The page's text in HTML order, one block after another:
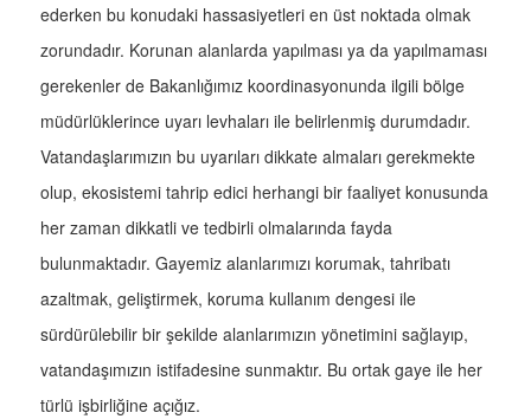
ederken bu konudaki hassasiyetleri en üst noktada olmak
zorundadır. Korunan alanlarda yapılması ya da yapılmaması
gerekenler de Bakanlığımız koordinasyonunda ilgili bölge
müdürlüklerince uyarı levhaları ile belirlenmiş durumdadır.
Vatandaşlarımızın bu uyarıları dikkate almaları gerekmekte
olup, ekosistemi tahrip edici herhangi bir faaliyet konusunda
her zaman dikkatli ve tedbirli olmalarında fayda
bulunmaktadır. Gayemiz alanlarımızı korumak, tahribatı
azaltmak, geliştirmek, koruma kullanım dengesi ile
sürdürülebilir bir şekilde alanlarımızın yönetimini sağlayıp,
vatandaşımızın istifadesine sunmaktır. Bu ortak gaye ile her
türlü işbirliğine açığız.